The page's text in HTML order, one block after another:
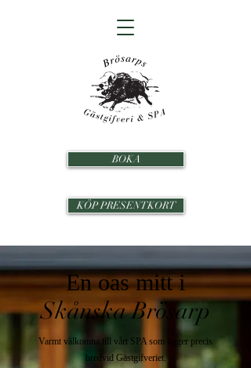
BOKA
KÖP PRESENTKORT
En oas mitt i
Skånska Brösarp
Varmt välkomna till vårt SPA som ligger precis
bredvid Gästgifveriet.